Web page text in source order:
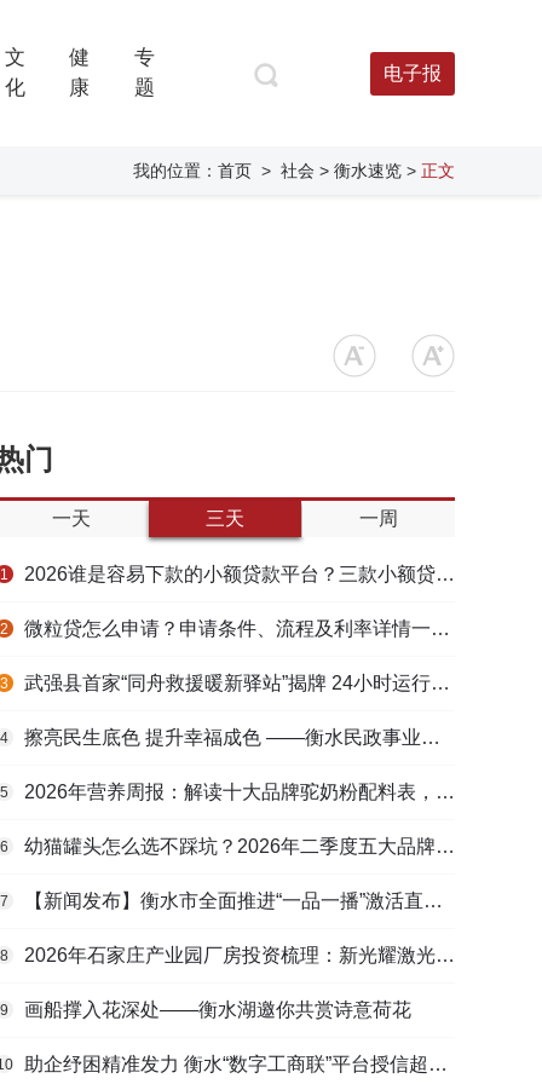
文
化
健
康
专
题
电子报
我的位置： 首页 > 社会 > 衡水速览 > 正文
门
一天 三天 一周
1 2026谁是容易下款的小额贷款平台？三款小额贷款产品全面对比
2 微粒贷怎么申请？申请条件、流程及利率详情一文看懂
3 武强县首家“同舟救援暖新驿站”揭牌 24小时运行守护户外劳动者
4 擦亮民生底色 提升幸福成色 ——衡水民政事业高质量发展综述
5 2026年营养周报：解读十大品牌驼奶粉配料表，识别纯驼乳与益生元
6 幼猫罐头怎么选不踩坑？2026年二季度五大品牌肠胃适配营养安全
7 【新闻发布】衡水市全面推进“一品一播”激活直播电商发展新动能
8 2026年石家庄产业园厂房投资梳理：新光耀激光科技谷等项目盘点
9 画船撑入花深处——衡水湖邀你共赏诗意荷花
助企纾困精准发力 衡水“数字工商联”平台授信超165亿元